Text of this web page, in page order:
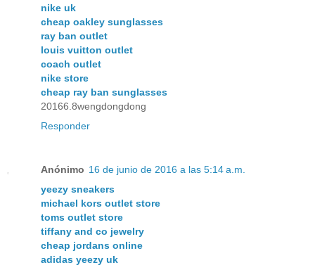
nike uk
cheap oakley sunglasses
ray ban outlet
louis vuitton outlet
coach outlet
nike store
cheap ray ban sunglasses
20166.8wengdongdong
Responder
Anónimo 16 de junio de 2016 a las 5:14 a.m.
yeezy sneakers
michael kors outlet store
toms outlet store
tiffany and co jewelry
cheap jordans online
adidas yeezy uk